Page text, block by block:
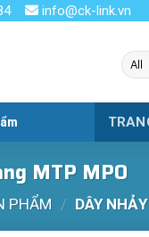
info@ck-link.vn
MTP MPO
PHẨM / DÂY